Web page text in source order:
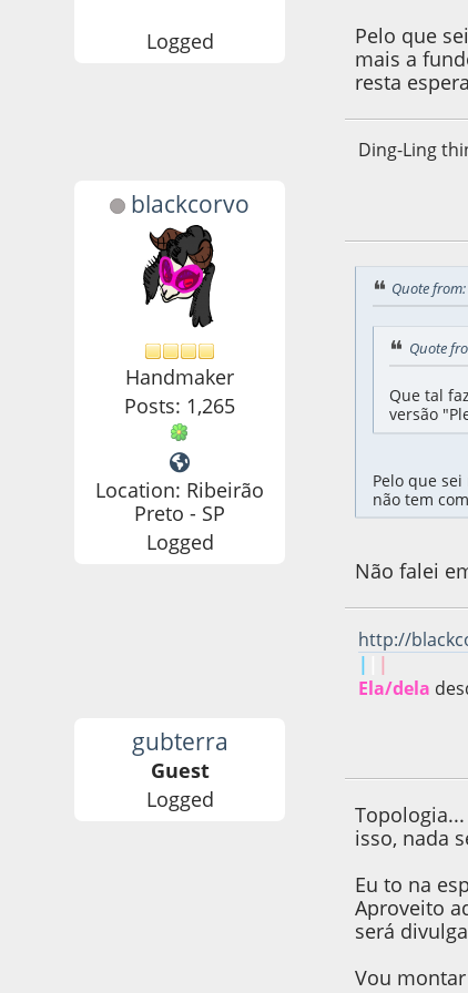
Logged
Pelo que
mais a
resta
Ding-Ling
blackcorvo
Handmaker
Posts: 1,265
Location: Ribeirão
Preto - SP
Logged
Quote
Quote
Que tal
versão
Pelo que
não tem
Não falei
http://
|
|
Ela/dela
gubterra
Guest
Logged
isso, nada
Eu to na
Aproveito
será
Vou